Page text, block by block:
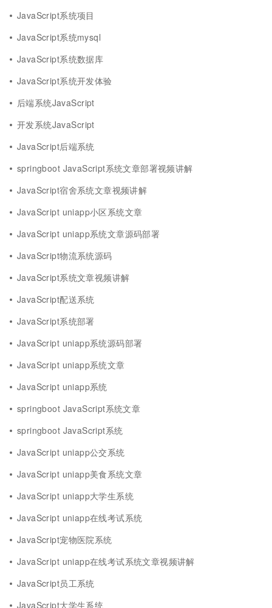
JavaScript系统项目
JavaScript系统mysql
JavaScript系统数据库
JavaScript系统开发体验
后端系统JavaScript
开发系统JavaScript
JavaScript后端系统
springboot JavaScript系统文章部署视频讲解
JavaScript宿舍系统文章视频讲解
JavaScript uniapp小区系统文章
JavaScript uniapp系统文章源码部署
JavaScript物流系统源码
JavaScript系统文章视频讲解
JavaScript配送系统
JavaScript系统部署
JavaScript uniapp系统源码部署
JavaScript uniapp系统文章
JavaScript uniapp系统
springboot JavaScript系统文章
springboot JavaScript系统
JavaScript uniapp公交系统
JavaScript uniapp美食系统文章
JavaScript uniapp大学生系统
JavaScript uniapp在线考试系统
JavaScript宠物医院系统
JavaScript uniapp在线考试系统文章视频讲解
JavaScript员工系统
JavaScript大学生系统